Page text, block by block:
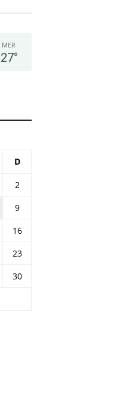
MER
27°
D
2
9
16
23
30